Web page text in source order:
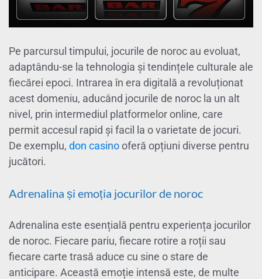
Pe parcursul timpului, jocurile de noroc au evoluat,
adaptându-se la tehnologia și tendințele culturale ale
fiecărei epoci. Intrarea în era digitală a revoluționat
acest domeniu, aducând jocurile de noroc la un alt
nivel, prin intermediul platformelor online, care
permit accesul rapid și facil la o varietate de jocuri.
De exemplu, don casinooferă opțiuni diverse pentru
jucători.
Adrenalina și emoția jocurilor de noroc
Adrenalina este esențială pentru experiența jocurilor
de noroc. Fiecare pariu, fiecare rotire a roții sau
fiecare carte trasă aduce cu sine o stare de
anticipare. Această emoție intensă este, de multe